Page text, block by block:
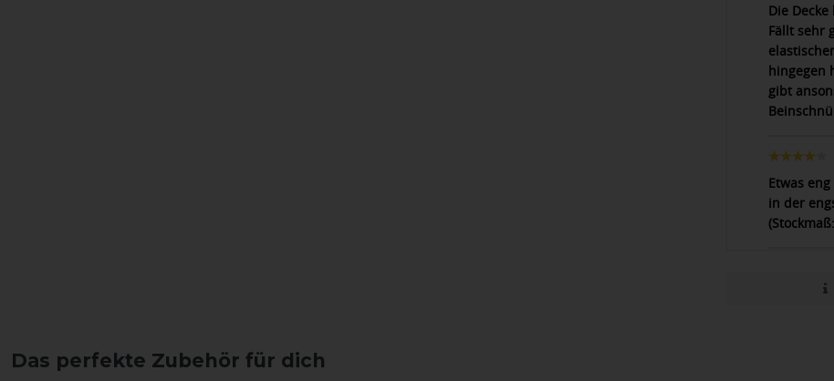
Die
Fällt sehr
hingegen
gibt
Etwas
in der
Das perfekte Zubehör für dich